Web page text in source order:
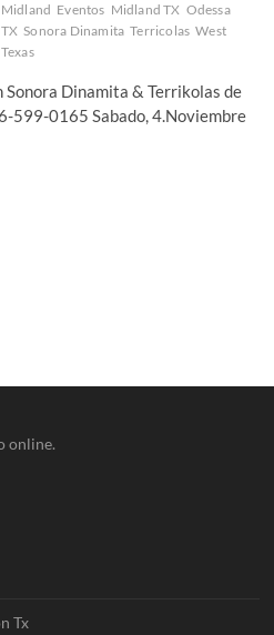
Midland Eventos Midland TX Odessa
TX Sonora Dinamita Terricolas West
Texas
Sonora Dinamita & Terrikolas de
599-0165 Sabado, 4.Noviembre
online.
Tx